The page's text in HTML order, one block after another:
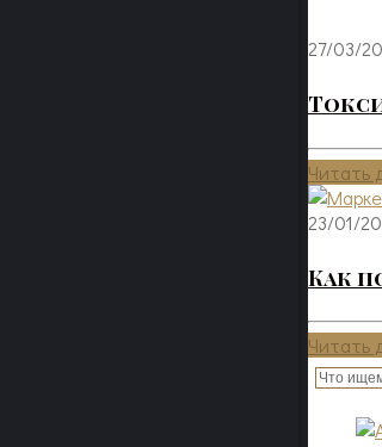
27/03/
Читать
23/01/
Как
Читать